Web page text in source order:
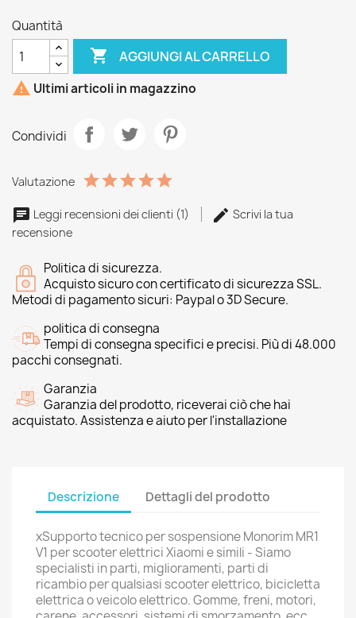
Quantità
 AGGIUNGI AL CARRELLO
 Ultimi articoli in magazzino
Condividi
Valutazione
Leggi recensioni dei clienti (1)
Scrivi la tua
recensione
Politica di sicurezza.
Acquisto sicuro con certificato di sicurezza SSL.
Metodi di pagamento sicuri: Paypal o 3D Secure.
politica di consegna
Tempi di consegna specifici e precisi. Più di 48.000
pacchi consegnati.
Garanzia
Garanzia del prodotto, riceverai ciò che hai
acquistato. Assistenza e aiuto per l'installazione
Descrizione Dettagli del prodotto
xSupporto tecnico per sospensione Monorim MR1
V1 per scooter elettrici Xiaomi e simili - Siamo
specialisti in parti, miglioramenti, parti di
ricambio per qualsiasi scooter elettrico, bicicletta
elettrica o veicolo elettrico. Gomme, freni, motori,